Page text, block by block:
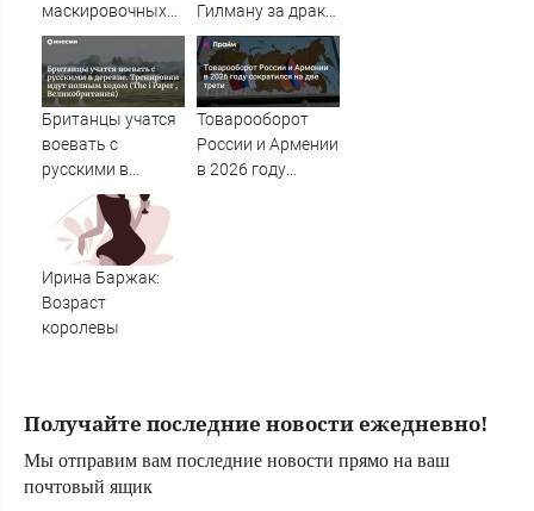
маскировочных
плащей «Морок»
для СВО
Гилману за драки
в воронежском
СИЗО
потребовали
ужесточить -
Новости на
Вести.ru
Британцы учатся
воевать с
русскими в
деревне.
Тренировки идут
полным ходом
(The i Paper ,
Великобритания)
Товарооборот
России и Армении
в 2026 году
Ирина Баржак:
Возраст
королевы
Получайте последние новости ежедневно!
Мы отправим вам последние новости прямо на ваш
почтовый ящик